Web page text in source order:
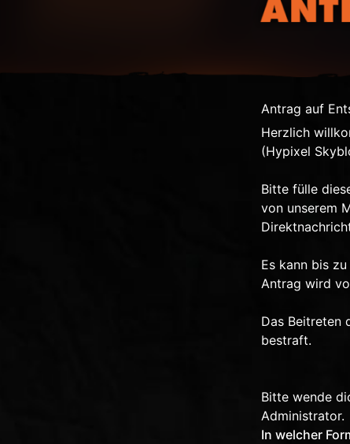
Antrag auf
Herzlich
(Hypixel
Bitte fülle
von unserem
Es kann bis
Antrag wird
Das Beitreten
bestraft.
Bitte wende
Administrator.
In welcher